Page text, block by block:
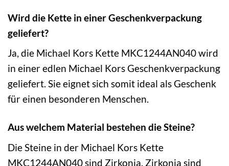
Wird die Kette in einer Geschenkverpackung
geliefert?
Ja, die Michael Kors Kette MKC1244AN040 wird
in einer edlen Michael Kors Geschenkverpackung
geliefert. Sie eignet sich somit ideal als Geschenk
für einen besonderen Menschen.
Aus welchem Material bestehen die Steine?
Die Steine in der Michael Kors Kette
MKC1244AN040 sind Zirkonia. Zirkonia sind